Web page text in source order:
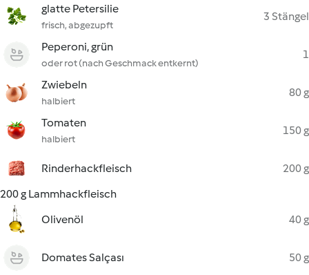
glatte Petersilie
frisch, abgezupft
3 Stängel
Peperoni, grün
oder rot (nach Geschmack entkernt)
1
Zwiebeln
halbiert
80 g
Tomaten
halbiert
150 g
Rinderhackfleisch
200 g
200 g Lammhackfleisch
Olivenöl
40 g
Domates Salçası
50 g